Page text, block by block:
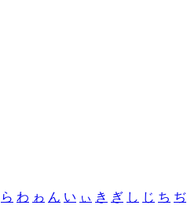
ら わ ゎ ん い ぃ き ぎ し じ ち ぢ